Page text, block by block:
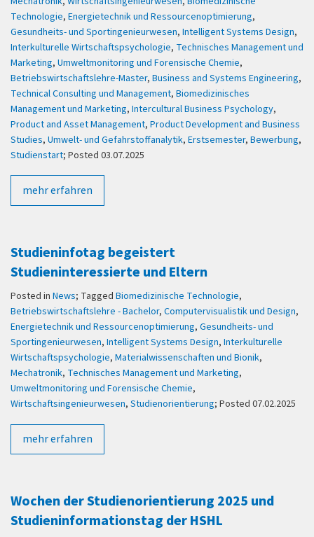
Technologie, Energietechnik und Ressourcenoptimierung,
Gesundheits- und Sportingenieurwesen, Intelligent Systems Design,
Interkulturelle Wirtschaftspsychologie, Technisches Management und
Marketing, Umweltmonitoring und Forensische Chemie,
Betriebswirtschaftslehre-Master, Business and Systems Engineering,
Technical Consulting und Management, Biomedizinisches
Management und Marketing, Intercultural Business Psychology,
Product and Asset Management, Product Development and Business
Studies, Umwelt- und Gefahrstoffanalytik, Erstsemester, Bewerbung,
Studienstart; Posted 03.07.2025
mehr erfahren
Studieninfotag begeistert
Studieninteressierte und Eltern
Posted in News; Tagged Biomedizinische Technologie,
Betriebswirtschaftslehre - Bachelor, Computervisualistik und Design,
Energietechnik und Ressourcenoptimierung, Gesundheits- und
Sportingenieurwesen, Intelligent Systems Design, Interkulturelle
Wirtschaftspsychologie, Materialwissenschaften und Bionik,
Mechatronik, Technisches Management und Marketing,
Umweltmonitoring und Forensische Chemie,
Wirtschaftsingenieurwesen, Studienorientierung; Posted 07.02.2025
mehr erfahren
Wochen der Studienorientierung 2025 und
Studieninformationstag der HSHL